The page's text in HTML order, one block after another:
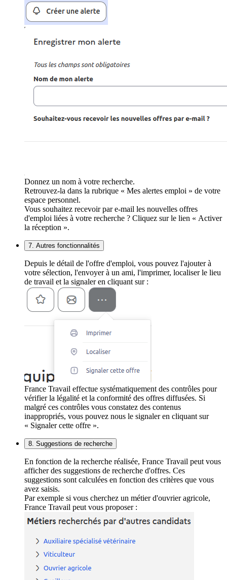
Donnez un nom à votre recherche.
Retrouvez-la dans la rubrique « Mes alertes emploi » de votre
espace personnel.
Vous souhaitez recevoir par e-mail les nouvelles offres
d'emploi liées à votre recherche ? Cliquez sur le lien « Activer
la réception ».
7. Autres fonctionnalités
Depuis le détail de l'offre d'emploi, vous pouvez l'ajouter à
votre sélection, l'envoyer à un ami, l'imprimer, localiser le lieu
de travail et la signaler en cliquant sur :
France Travail effectue systématiquement des contrôles pour
vérifier la légalité et la conformité des offres diffusées. Si
malgré ces contrôles vous constatez des contenus
inappropriés, vous pouvez nous le signaler en cliquant sur
« Signaler cette offre ».
8. Suggestions de recherche
En fonction de la recherche réalisée, France Travail peut vous
afficher des suggestions de recherche d'offres. Ces
suggestions sont calculées en fonction des critères que vous
avez saisis.
Par exemple si vous cherchez un métier d'ouvrier agricole,
France Travail peut vous proposer :